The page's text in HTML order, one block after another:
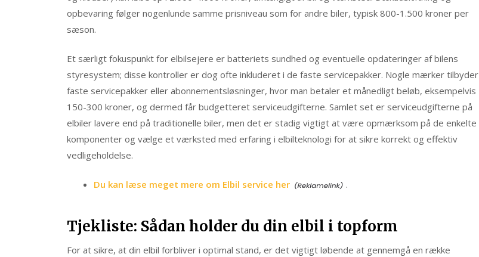
opbevaring følger nogenlunde samme prisniveau som for andre biler, typisk 800-1.500 kroner per
sæson.
Et særligt fokuspunkt for elbilsejere er batteriets sundhed og eventuelle opdateringer af bilens
styresystem; disse kontroller er dog ofte inkluderet i de faste servicepakker. Nogle mærker tilbyder
faste servicepakker eller abonnementsløsninger, hvor man betaler et månedligt beløb, eksempelvis
150-300 kroner, og dermed får budgetteret serviceudgifterne. Samlet set er serviceudgifterne på
elbiler lavere end på traditionelle biler, men det er stadig vigtigt at være opmærksom på de enkelte
komponenter og vælge et værksted med erfaring i elbilteknologi for at sikre korrekt og effektiv
vedligeholdelse.
Du kan læse meget mere om Elbil service her .
Tjekliste: Sådan holder du din elbil i topform
For at sikre, at din elbil forbliver i optimal stand, er det vigtigt løbende at gennemgå en række